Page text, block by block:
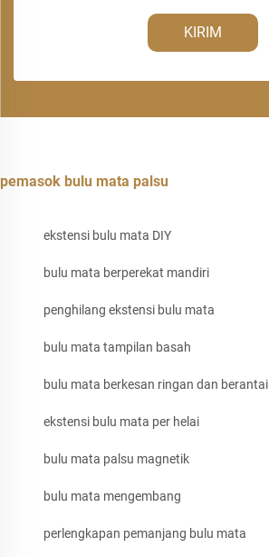
KIRIM
pemasok bulu mata palsu
ekstensi bulu mata DIY
bulu mata berperekat mandiri
penghilang ekstensi bulu mata
bulu mata tampilan basah
bulu mata berkesan ringan dan berantai
ekstensi bulu mata per helai
bulu mata palsu magnetik
bulu mata mengembang
perlengkapan pemanjang bulu mata